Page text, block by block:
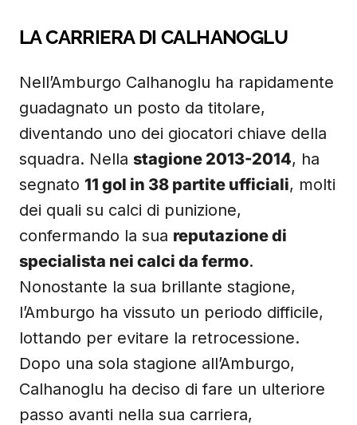
LA CARRIERA DI CALHANOGLU
Nell’Amburgo Calhanoglu ha rapidamente
guadagnato un posto da titolare,
diventando uno dei giocatori chiave della
squadra. Nella stagione 2013-2014, ha
segnato 11 gol in 38 partite ufficiali, molti
dei quali su calci di punizione,
confermando la sua reputazione di
specialista nei calci da fermo.
Nonostante la sua brillante stagione,
l’Amburgo ha vissuto un periodo difficile,
lottando per evitare la retrocessione.
Dopo una sola stagione all’Amburgo,
Calhanoglu ha deciso di fare un ulteriore
passo avanti nella sua carriera,